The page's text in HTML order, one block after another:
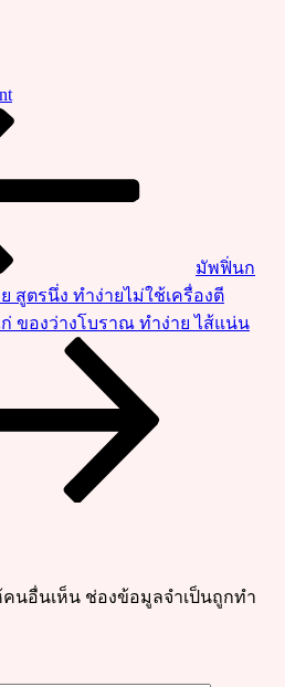
on
สูตร
จัง
ไก่
มัพฟิ่นก
สูตรนึ่ง ทำง่ายไม่ใช้เครื่องตี
ของว่างโบราณ ทำง่าย ไส้แน่น
คนอื่นเห็น ช่องข้อมูลจำเป็นถูกทำ